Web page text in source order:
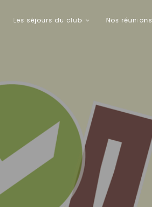
Les séjours du club Nos réunions